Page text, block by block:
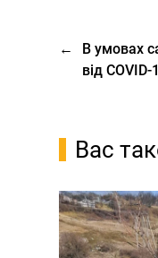
←
В умовах
від
Вас